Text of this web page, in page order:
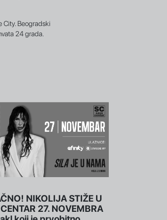
City. Beogradski
24 grada.
NIKOLIJA STIŽE U
27. NOVEMBRA